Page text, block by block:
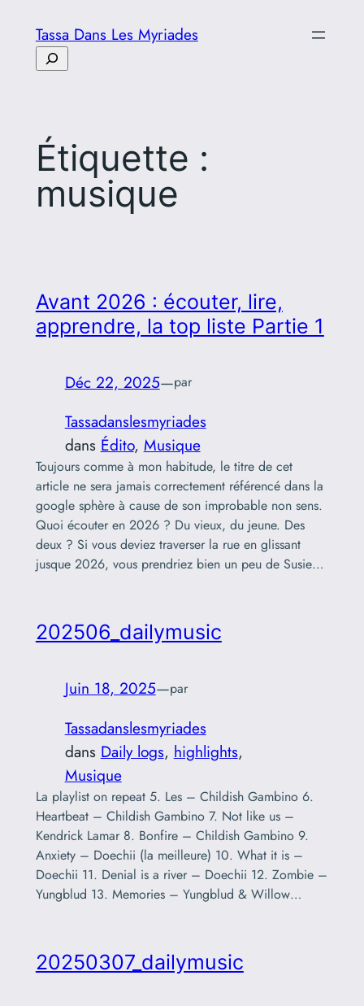
contenu
Tassa Dans Les Myriades
Rechercher
Étiquette :
musique
Avant 2026 : écouter, lire,
apprendre, la top liste Partie 1
Déc 22, 2025—par
Tassadanslesmyriades
dans Édito, Musique
Toujours comme à mon habitude, le titre de cet
article ne sera jamais correctement référencé dans la
google sphère à cause de son improbable non sens.
Quoi écouter en 2026 ? Du vieux, du jeune. Des
deux ? Si vous deviez traverser la rue en glissant
jusque 2026, vous prendriez bien un peu de Susie…
202506_dailymusic
Juin 18, 2025—par
Tassadanslesmyriades
dans Daily logs, highlights
Musique
La playlist on repeat 5. Les – Childish Gambino 6.
Heartbeat – Childish Gambino 7. Not like us –
Kendrick Lamar 8. Bonfire – Childish Gambino 9.
Anxiety – Doechii (la meilleure) 10. What it is –
Doechii 11. Denial is a river – Doechii 12. Zombie –
Yungblud 13. Memories – Yungblud & Willow…
20250307_dailymusic